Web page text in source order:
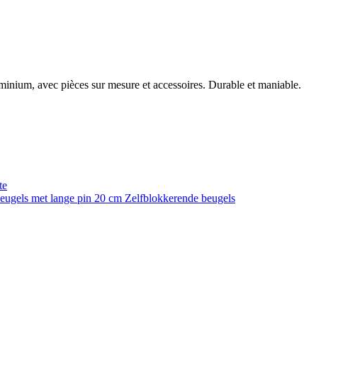
avec pièces sur mesure et accessoires. Durable et maniable.
met lange pin 20 cm Zelfblokkerende beugels